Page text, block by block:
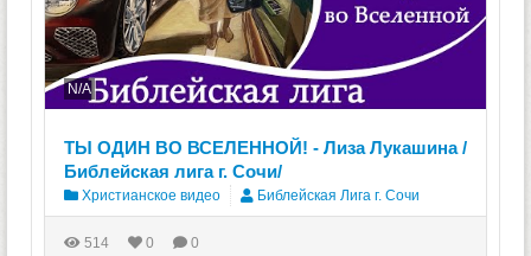
N/A
ТЫ ОДИН ВО ВСЕЛЕННОЙ! - Лиза Лукашина /
Библейская лига г. Сочи/
Христианское видео Библейская Лига г. Сочи
514 0 0